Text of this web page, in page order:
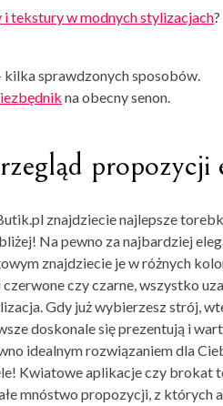
i tekstury w modnych stylizacjach?
kilka sprawdzonych sposobów.
na obecny senon.
znajdziecie najlepsze
Na pewno za najbardziej
znajdziecie je w różnych
czy czarne, wszystko
Gdy już wybierzesz strój,
doskonale się prezentują i
idealnym rozwiązaniem dla
Kwiatowe aplikacje czy brokat
mnóstwo propozycji, z których